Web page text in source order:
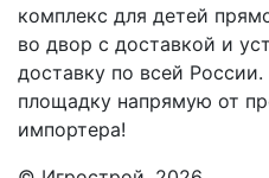
комплекс для детей
во двор с доставкой и
доставку по всей
площадку напрямую от
импортера!